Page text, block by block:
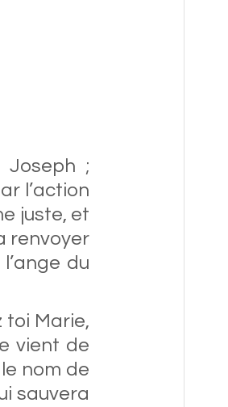
Joseph ;
l’action
juste, et
renvoyer
du
toi Marie,
vient de
nom de
sauvera